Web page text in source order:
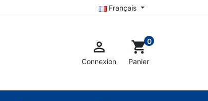
Français

Connexion
shopping_cart0
Panier